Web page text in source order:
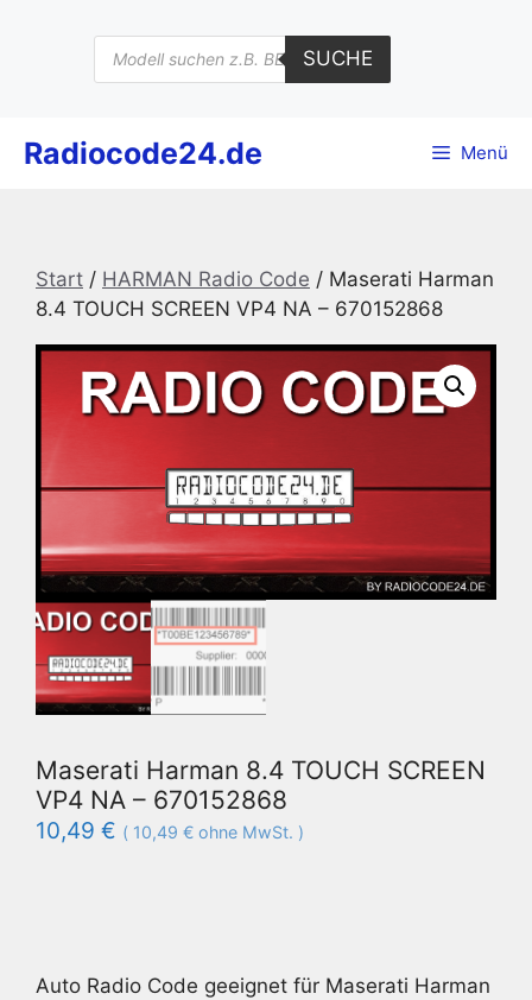
Products
search
SUCHE
Radiocode24.de Menü
Start / HARMAN Radio Code / Maserati Harman
8.4 TOUCH SCREEN VP4 NA – 670152868
Maserati Harman 8.4 TOUCH SCREEN
VP4 NA – 670152868
10,49 € ( 10,49 € ohne MwSt. )
Auto Radio Code geeignet für Maserati Harman